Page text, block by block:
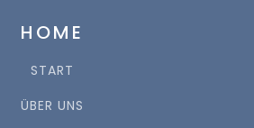
HOME
START
ÜBER UNS